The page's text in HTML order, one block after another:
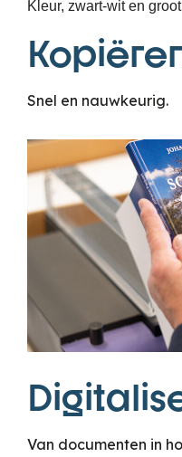
Kleur, zwart-wit en
Snel en nauwkeurig.
Van documenten in